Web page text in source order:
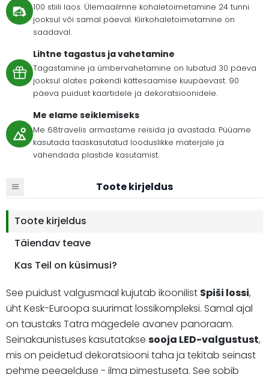
100 stiili laos. Ülemaailmne kohaletoimetamine 24 tunni
jooksul või samal päeval. Kiirkohaletoimetamine on
saadaval.
Lihtne tagastus ja vahetamine
Tagastamine ja ümbervahetamine on lubatud 30 päeva
jooksul alates pakendi kättesaamise kuupäevast. 90
päeva puidust kaartidele ja dekoratsioonidele.
Me elame seiklemiseks
Me 68travelis armastame reisida ja avastada. Püüame
kasutada taaskasutatud looduslikke materjale ja
vähendada plastide kasutamist.
Toote kirjeldus
Toote kirjeldus
Täiendav teave
Kas Teil on küsimusi?
See puidust valgusmaal kujutab ikoonilist Spiši lossi,
üht Kesk-Euroopa suurimat lossikompleksi. Samal ajal
on taustaks Tatra mägedele avanev panoraam.
Seinakaunistuses kasutatakse sooja LED-valgustust,
mis on peidetud dekoratsiooni taha ja tekitab seinast
pehme peegelduse - ilma pimestuseta. See sobib